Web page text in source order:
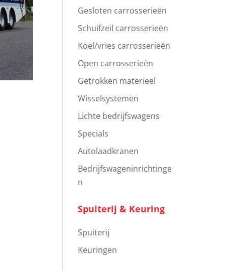
Gesloten carrosserieën
Schuifzeil carrosserieën
Koel/vries carrosserieën
Open carrosserieën
Getrokken materieel
Wisselsystemen
Lichte bedrijfswagens
Specials
Autolaadkranen
Bedrijfswageninrichtinge
n
Spuiterij & Keuring
Spuiterij
Keuringen